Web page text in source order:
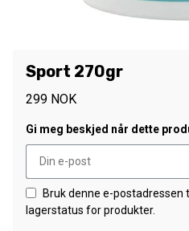
Sport 270gr
299 NOK
Gi meg beskjed når dette
Bruk denne e-postadressen
lagerstatus for produkter.